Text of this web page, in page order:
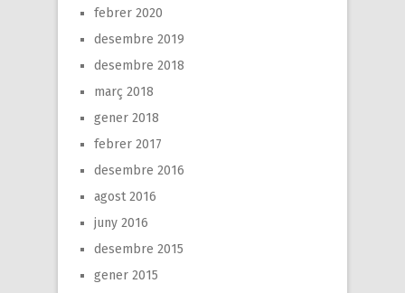
febrer 2020
desembre 2019
desembre 2018
març 2018
gener 2018
febrer 2017
desembre 2016
agost 2016
juny 2016
desembre 2015
gener 2015